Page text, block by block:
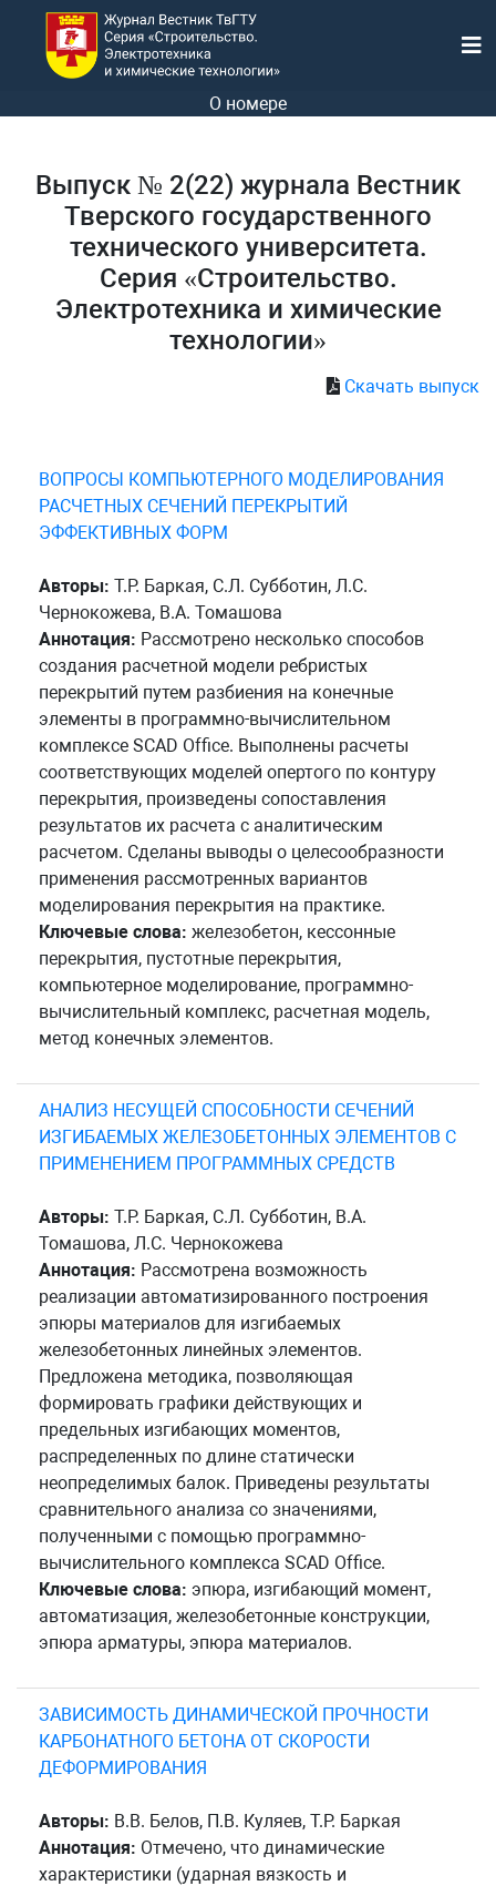
О номере
Выпуск № 2(22) журнала Вестник
Тверского государственного
технического университета.
Серия «Строительство.
Электротехника и химические
технологии»
Скачать выпуск
ВОПРОСЫ КОМПЬЮТЕРНОГО МОДЕЛИРОВАНИЯ
РАСЧЕТНЫХ СЕЧЕНИЙ ПЕРЕКРЫТИЙ
ЭФФЕКТИВНЫХ ФОРМ
Авторы: Т.Р. Баркая, С.Л. Субботин, Л.С.
Чернокожева, В.А. Томашова
Аннотация: Рассмотрено несколько способов
создания расчетной модели ребристых
перекрытий путем разбиения на конечные
элементы в программно-вычислительном
комплексе SCAD Office. Выполнены расчеты
соответствующих моделей опертого по контуру
перекрытия, произведены сопоставления
результатов их расчета с аналитическим
расчетом. Сделаны выводы о целесообразности
применения рассмотренных вариантов
моделирования перекрытия на практике.
Ключевые слова: железобетон, кессонные
перекрытия, пустотные перекрытия,
компьютерное моделирование, программно-
вычислительный комплекс, расчетная модель,
метод конечных элементов.
АНАЛИЗ НЕСУЩЕЙ СПОСОБНОСТИ СЕЧЕНИЙ
ИЗГИБАЕМЫХ ЖЕЛЕЗОБЕТОННЫХ ЭЛЕМЕНТОВ С
ПРИМЕНЕНИЕМ ПРОГРАММНЫХ СРЕДСТВ
Авторы: Т.Р. Баркая, С.Л. Субботин, В.А.
Томашова, Л.С. Чернокожева
Аннотация: Рассмотрена возможность
реализации автоматизированного построения
эпюры материалов для изгибаемых
железобетонных линейных элементов.
Предложена методика, позволяющая
формировать графики действующих и
предельных изгибающих моментов,
распределенных по длине статически
неопределимых балок. Приведены результаты
сравнительного анализа со значениями,
полученными с помощью программно-
вычислительного комплекса SCAD Office.
Ключевые слова: эпюра, изгибающий момент,
автоматизация, железобетонные конструкции,
эпюра арматуры, эпюра материалов.
ЗАВИСИМОСТЬ ДИНАМИЧЕСКОЙ ПРОЧНОСТИ
КАРБОНАТНОГО БЕТОНА ОТ СКОРОСТИ
ДЕФОРМИРОВАНИЯ
Авторы: В.В. Белов, П.В. Куляев, Т.Р. Баркая
Аннотация: Отмечено, что динамические
характеристики (ударная вязкость и